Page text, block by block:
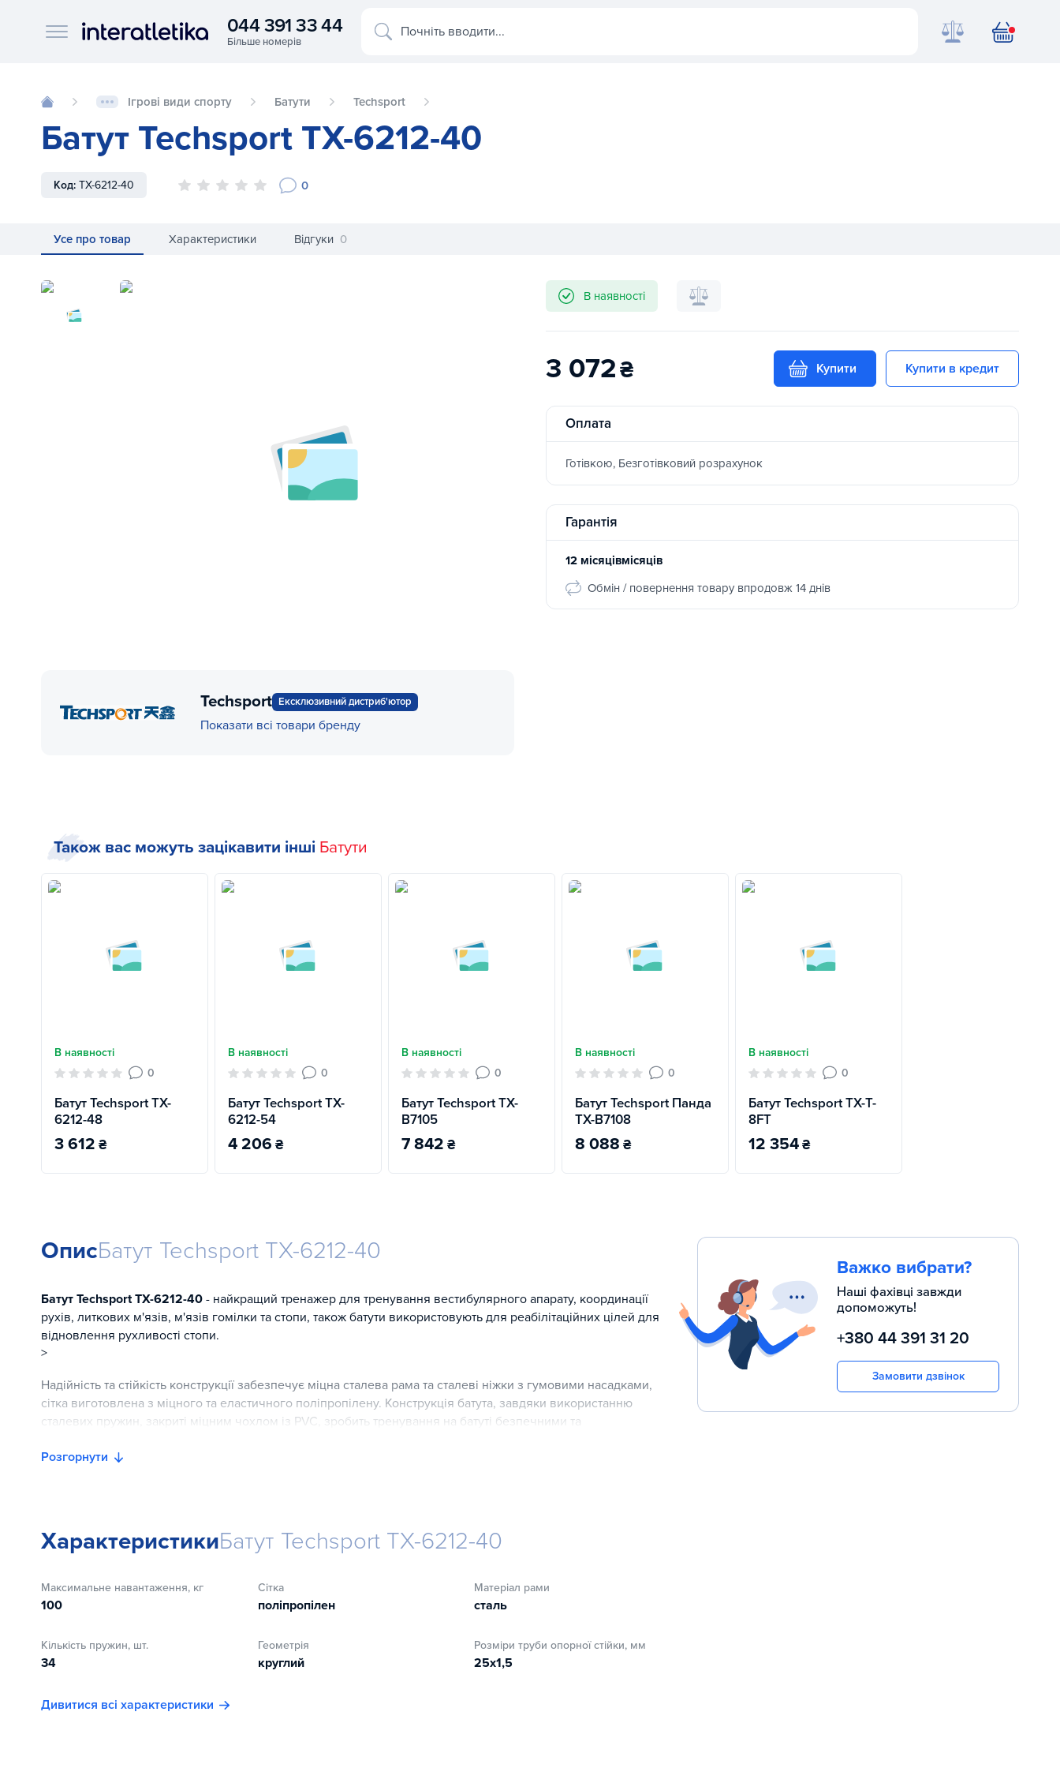
Interatletika logo
044 391 33 44 Почніть вводити...
Ігрові види спорту Батути Techsport
Батут Techsport TX-6212-40
Код: TX-6212-40 0
Усе про товар Характеристики Відгуки 0
Батут Techsport TX-6212-40
Techsport Ексклюзивний дистриб'ютор
Показати всі товари бренду
В наявності
3 072₴ Купити Купити в кредит
Оплата
Готівкою, Безготівковий розрахунок
Гарантія
12 місяцівмісяців
Обмін / повернення товару впродовж 14 днів
Також вас можуть зацікавити інші Батути
В наявності
0
Батут Techsport TX-
6212-48
3 612 ₴
В наявності
0
Батут Techsport TX-
6212-54
4 206 ₴
В наявності
0
Батут Techsport TX-
B7105
7 842 ₴
В наявності
0
Батут Techsport Панда
TX-B7108
8 088 ₴
В наявності
0
Батут Techsport TX-T-
8FT
12 354₴
ОписБатут Techsport TX-6212-40
Батут Techsport TX-6212-40 - найкращий тренажер для тренування вестибулярного апарату, координації
рухів, литкових м'язів, м'язів гомілки та стопи, також батути використовують для реабілітаційних цілей для
відновлення рухливості стопи.
>
Надійність та стійкість конструкції забезпечує міцна сталева рама та сталеві ніжки з гумовими насадками,
сітка виготовлена ​​з міцного та еластичного поліпропілену. Конструкція батута, завдяки використанню
сталевих пружин, закриті міцним чохлом із PVC, зробить тренування на батуті безпечними та
Розгорнути
ХарактеристикиБатут Techsport TX-6212-40
Максимальне навантаження, кг
100
Сітка
поліпропілен
Матеріал рами
сталь
Кількість пружин, шт.
34
Геометрія
круглий
Розміри труби опорної стійки, мм
25х1,5
Дивитися всі характеристики
Важко вибрати?
Наші фахівці завжди
допоможуть!
+380 44 391 31 20
Замовити дзвінок